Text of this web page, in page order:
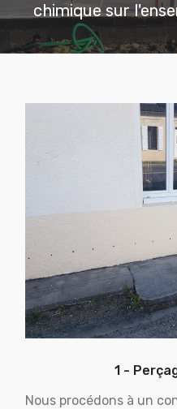
chimique sur
1 -
Nous procédons à un